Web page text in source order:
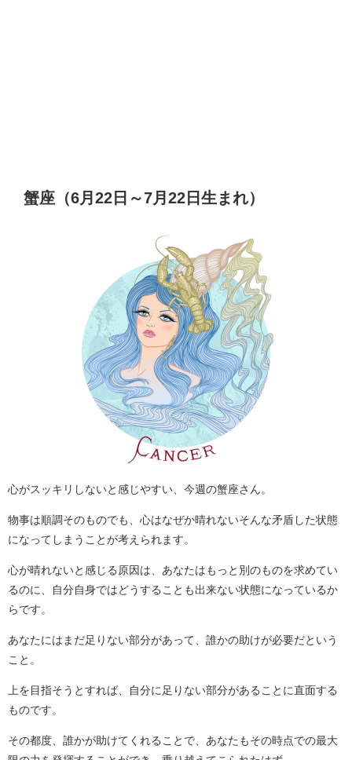
蟹座（6月22日～7月22日生まれ）
心がスッキリしないと感じやすい、今週の蟹座さん。
物事は順調そのものでも、心はなぜか晴れないそんな矛盾した状態
になってしまうことが考えられます。
心が晴れないと感じる原因は、あなたはもっと別のものを求めてい
るのに、自分自身ではどうすることも出来ない状態になっているか
らです。
あなたにはまだ足りない部分があって、誰かの助けが必要だという
こと。
上を目指そうとすれば、自分に足りない部分があることに直面する
ものです。
その都度、誰かが助けてくれることで、あなたもその時点での最大